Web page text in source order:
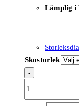
Lämplig i
Skostorlek
-